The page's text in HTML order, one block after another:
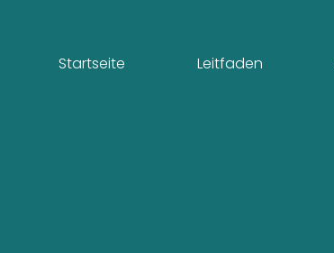
Startseite Leitfaden